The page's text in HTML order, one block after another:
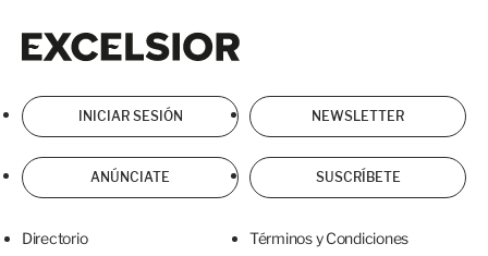
INICIAR SESIÓN NEWSLETTER
ANÚNCIATE SUSCRÍBETE
Directorio Términos y Condiciones